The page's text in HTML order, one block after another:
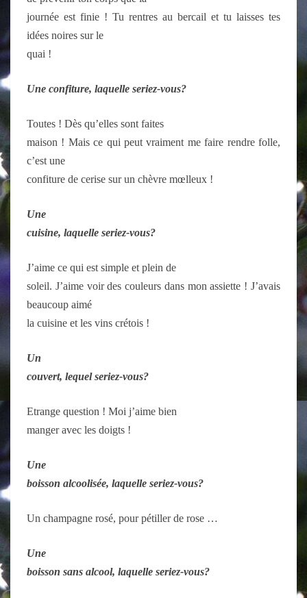
journée est finie ! Tu rentres au bercail et tu laisses tes
idées noires sur le
quai !
Une confiture, laquelle seriez-vous?
Toutes ! Dès qu’elles sont faites
maison ! Mais ce qui peut vraiment me faire rendre folle,
c’est une
confiture de cerise sur un chèvre mœlleux !
Une
cuisine, laquelle seriez-vous?
J’aime ce qui est simple et plein de
soleil. J’aime voir des couleurs dans mon assiette ! J’avais
beaucoup aimé
la cuisine et les vins crétois !
Un
couvert, lequel seriez-vous?
Etrange question ! Moi j’aime bien
manger avec les doigts !
Une
boisson alcoolisée, laquelle seriez-vous?
Un champagne rosé, pour pétiller de rose …
Une
boisson sans alcool, laquelle seriez-vous?